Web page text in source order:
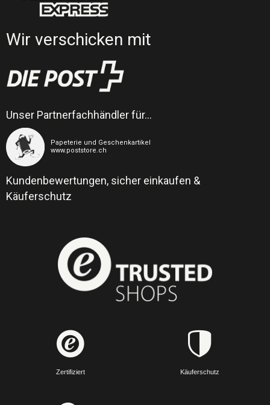
Wir verschicken mit
Unser Partnerfachhändler für…
Papeterie und Geschenkartikel
www.poststore.ch
Kundenbewertungen, sicher einkaufen &
Käuferschutz
Zertifiziert Käuferschutz